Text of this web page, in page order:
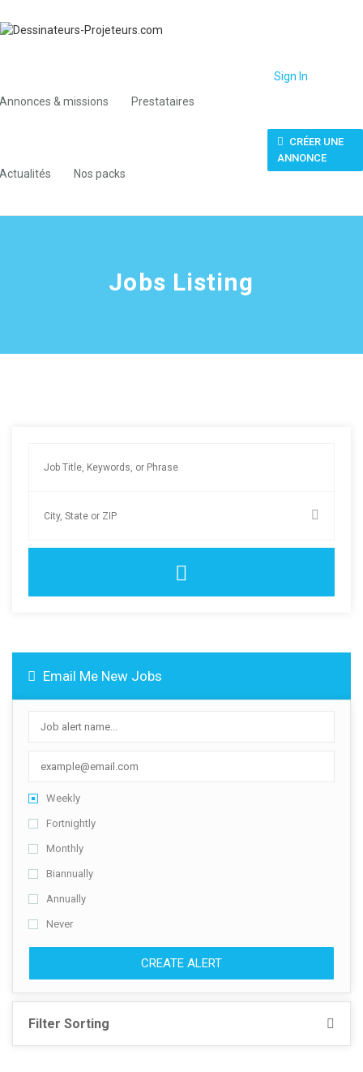
Annonces & missions Prestataires
Actualités Nos packs
Sign In
CRÉER UNE
ANNONCE
Jobs Listing
Email Me New Jobs
Weekly
Fortnightly
Monthly
Biannually
Annually
Never
CREATE ALERT
Filter Sorting